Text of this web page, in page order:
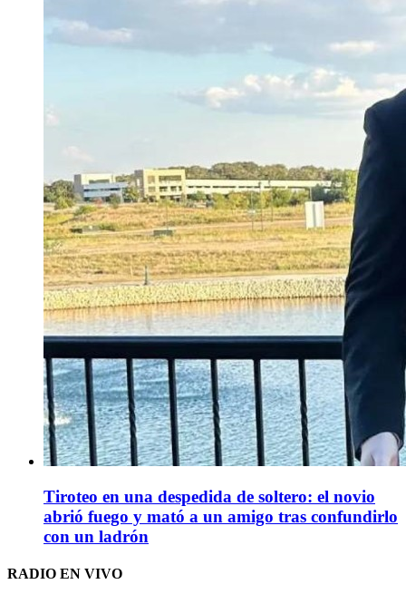
Tiroteo en una despedida de soltero: el novio
abrió fuego y mató a un amigo tras confundirlo
con un ladrón
RADIO EN VIVO